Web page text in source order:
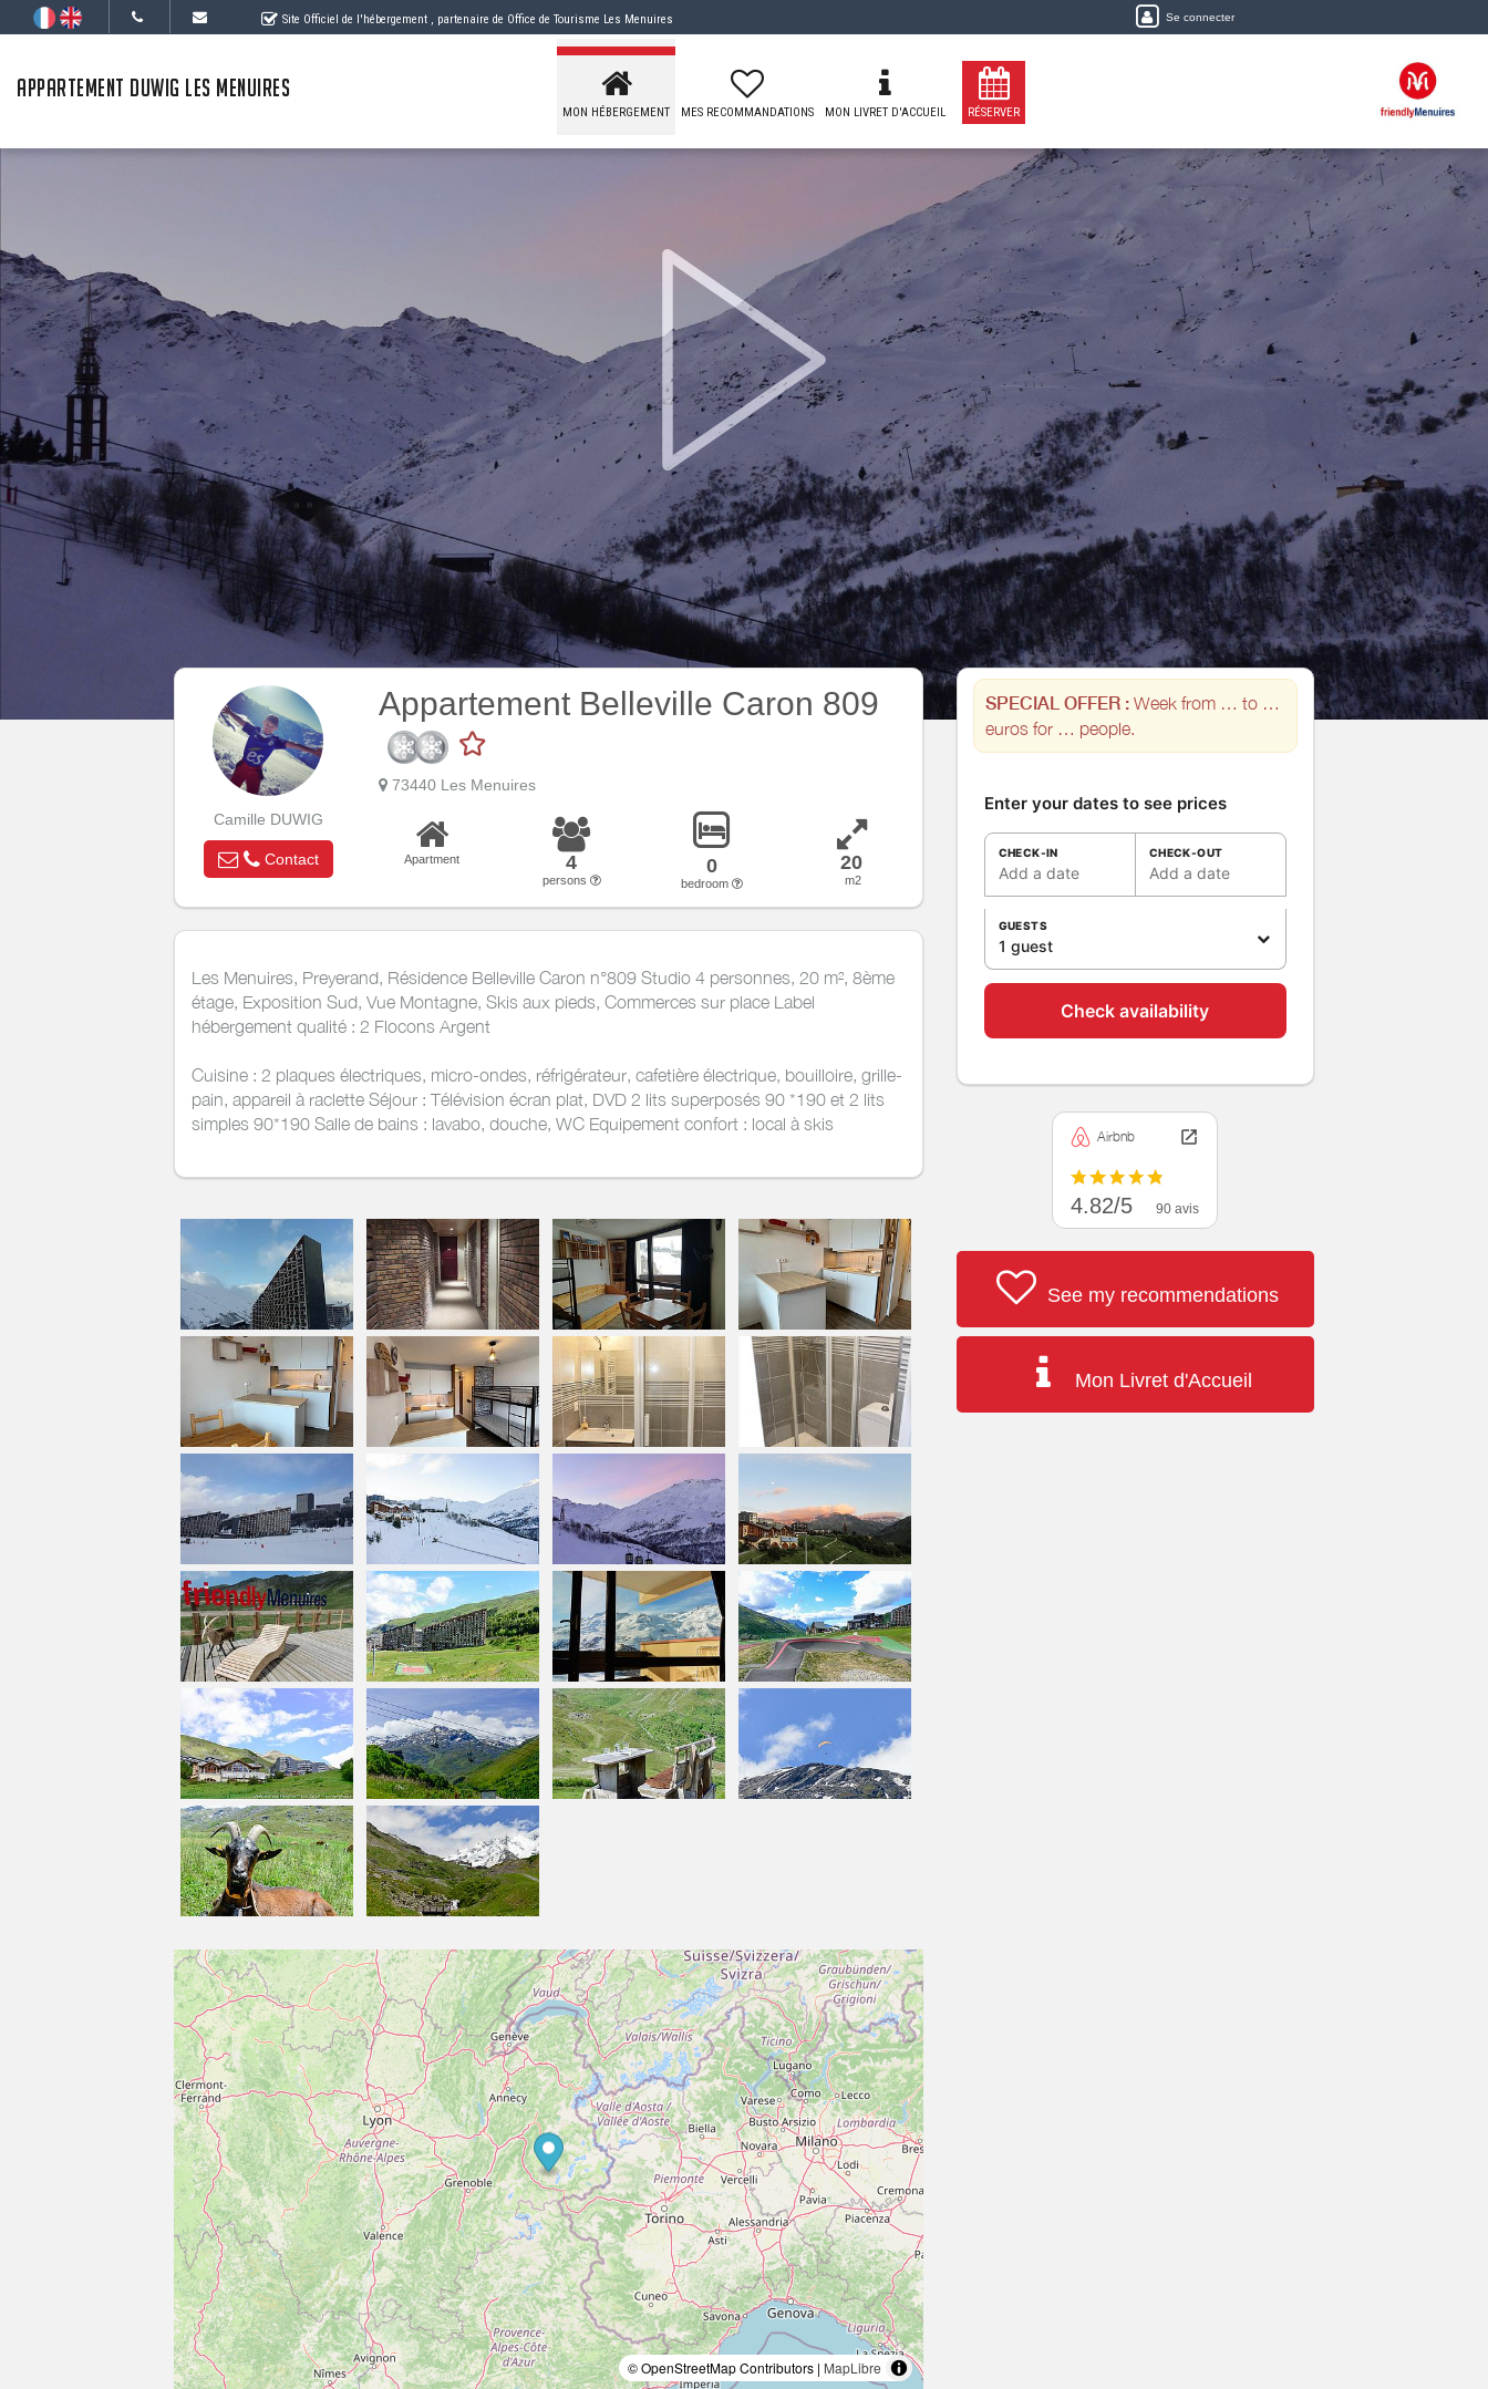
Site Officiel de l'hébergement , partenaire de Office de Tourisme Les Menuires Se connecter
APPARTEMENT DUWIG LES MENUIRES
MON HÉBERGEMENT MES RECOMMANDATIONS MON LIVRET D'ACCUEIL RÉSERVER
Camille DUWIG
Contact
Appartement Belleville Caron 809
73440 Les Menuires
Apartment 4
persons
0
bedroom
20
m2
Les Menuires, Preyerand, Résidence Belleville Caron n°809 Studio 4 personnes, 20 m², 8ème
étage, Exposition Sud, Vue Montagne, Skis aux pieds, Commerces sur place Label
hébergement qualité : 2 Flocons Argent
Cuisine : 2 plaques électriques, micro-ondes, réfrigérateur, cafetière électrique, bouilloire, grille-
pain, appareil à raclette Séjour : Télévision écran plat, DVD 2 lits superposés 90 *190 et 2 lits
simples 90*190 Salle de bains : lavabo, douche, WC Equipement confort : local à skis
© OpenStreetMap Contributors | MapLibre
SPECIAL OFFER :Week from … to …
euros for … people.
Enter your dates to see prices
CHECK-IN
Add a date
CHECK-OUT
Add a date
GUESTS
1 guest
Check availability
Airbnb
4.82/5 90 avis
See my recommendations
Mon Livret d'Accueil